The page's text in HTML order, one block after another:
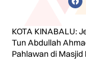
KOTA KINABALU:
Tun Abdullah
Pahlawan di Masjid